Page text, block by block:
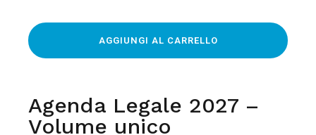
AGGIUNGI AL CARRELLO
Agenda Legale 2027 –
Volume unico